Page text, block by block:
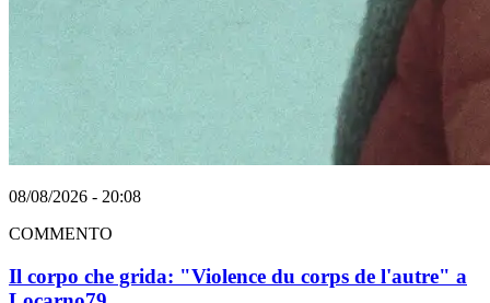
08/08/2026 - 20:08
COMMENTO
Il corpo che grida: "Violence du corps de l'autre" a